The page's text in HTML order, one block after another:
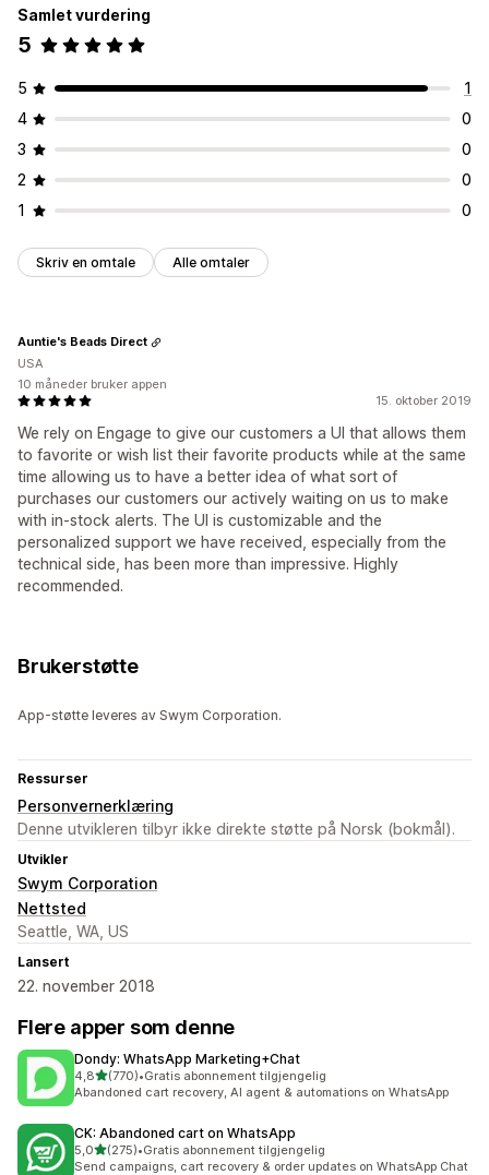
Samlet vurdering
5
5
1
4
0
3
0
2
0
1
0
Skriv en omtale Alle omtaler
15. oktober 2019
We rely on Engage to give our customers a UI that allows them
to favorite or wish list their favorite products while at the same
time allowing us to have a better idea of what sort of
purchases our customers our actively waiting on us to make
with in-stock alerts. The UI is customizable and the
personalized support we have received, especially from the
technical side, has been more than impressive. Highly
recommended.
Auntie's Beads Direct
USA
10 måneder bruker appen
Brukerstøtte
App-støtte leveres av Swym Corporation.
Ressurser
Personvernerklæring
Denne utvikleren tilbyr ikke direkte støtte på Norsk (bokmål).
Utvikler
Swym Corporation
Nettsted
Seattle, WA, US
Lansert
22. november 2018
Flere apper som denne
Dondy: WhatsApp Marketing+Chat
4,8av 5 stjerner
(770)
Totalt 770 omtaler
•Gratis abonnement tilgjengelig
Abandoned cart recovery, AI agent & automations on WhatsApp
CK: Abandoned cart on WhatsApp
5,0av 5 stjerner
(275)
Totalt 275 omtaler
•Gratis abonnement tilgjengelig
Send campaigns, cart recovery & order updates on WhatsApp Chat